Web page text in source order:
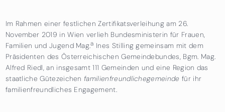
Im Rahmen einer festlichen Zertifikatsverleihung am 26.
November 2019 in Wien verlieh Bundesministerin für Frauen,
Familien und Jugend Mag.a Ines Stilling gemeinsam mit dem
Präsidenten des Österreichischen Gemeindebundes, Bgm. Mag.
Alfred Riedl, an insgesamt 111 Gemeinden und eine Region das
staatliche Gütezeichen familienfreundlichegemeinde für ihr
familienfreundliches Engagement.